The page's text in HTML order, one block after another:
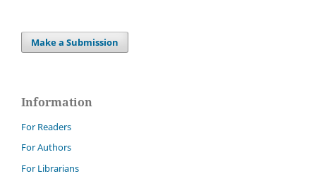
Make a Submission
Information
For Readers
For Authors
For Librarians